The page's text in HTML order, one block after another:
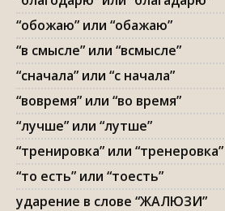
“обожаю” или “обажаю”
“в смысле” или “всмысле”
“сначала” или “с начала”
“вовремя” или “во время”
“лучше” или “лутше”
“тренировка” или “тренеровка”
“то есть” или “тоесть”
ударение в слове “ЖАЛЮЗИ”